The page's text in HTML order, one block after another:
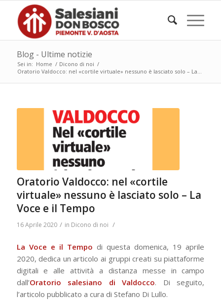
Blog - Ultime notizie
Sei in: Home / Dicono di noi /
Oratorio Valdocco: nel «cortile virtuale» nessuno è lasciato solo – La...
Oratorio Valdocco: nel «cortile
virtuale» nessuno è lasciato solo – La
Voce e il Tempo
16 Aprile 2020 / in Dicono di noi /
La Voce e il Tempo di questa domenica, 19 aprile
2020, dedica un articolo ai gruppi creati su piattaforme
digitali e alle attività a distanza messe in campo
dall’Oratorio salesiano di Valdocco. Di seguito,
l’articolo pubblicato a cura di Stefano Di Lullo.